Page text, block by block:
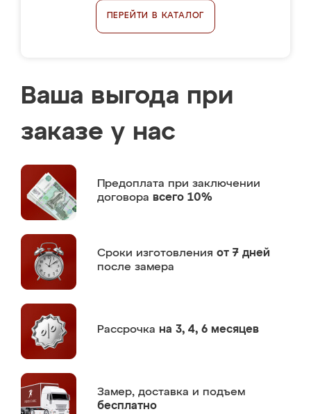
ПЕРЕЙТИ В КАТАЛОГ
Ваша выгода при
заказе у нас
Предоплата при заключении
договора всего 10%
Сроки изготовления от 7 дней
после замера
Рассрочка на 3, 4, 6 месяцев
Замер, доставка и подъем
бесплатно